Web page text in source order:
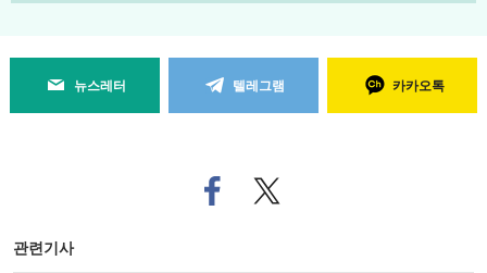
뉴스레터 텔레그램 카카오톡
페
이
트위
터로
관련기사